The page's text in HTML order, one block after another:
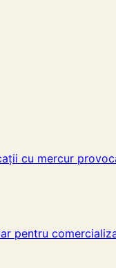
cu mercur
pentru